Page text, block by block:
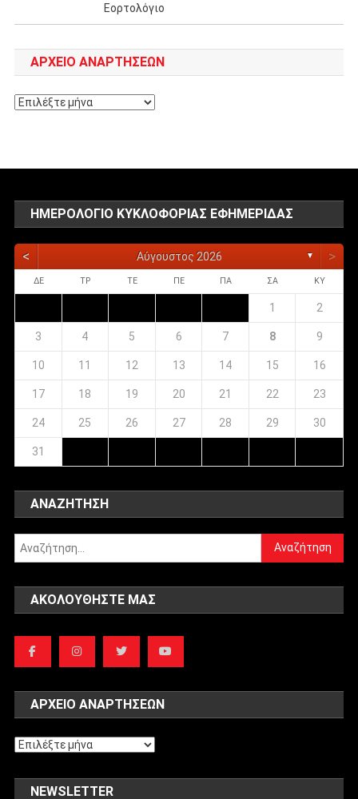
Εορτολόγιο
ΑΡΧΕΊΟ ΑΝΑΡΤΉΣΕΩΝ
Αρχείο
ΗΜΕΡΟΛΌΓΙΟ ΚΥΚΛΟΦΟΡΊΑΣ ΕΦΗΜΕΡΊΔΑΣ
< Αύγουστος 2026 ▼ >
ΔΕ ΤΡ ΤΕ ΠΕ ΠΑ ΣΑ ΚΥ
1 2
3 4 5 6 7 8 9
10 11 12 13 14 15 16
17 18 19 20 21 22 23
24 25 26 27 28 29 30
31
ΑΝΑΖΉΤΗΣΗ
Αναζήτηση
για:
ΑΚΟΛΟΥΘΉΣΤΕ ΜΑΣ
ΑΡΧΕΊΟ ΑΝΑΡΤΉΣΕΩΝ
Αρχείο
NEWSLETTER